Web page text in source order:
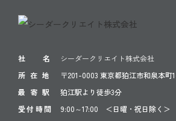
社 名
シーダークリエイト株式会社
所 在 地
〒201-0003 東京都狛江市和泉本町
最 寄 駅
狛江駅より徒歩3分
受付時間
9:00～17:00 ＜日曜・祝日除く＞